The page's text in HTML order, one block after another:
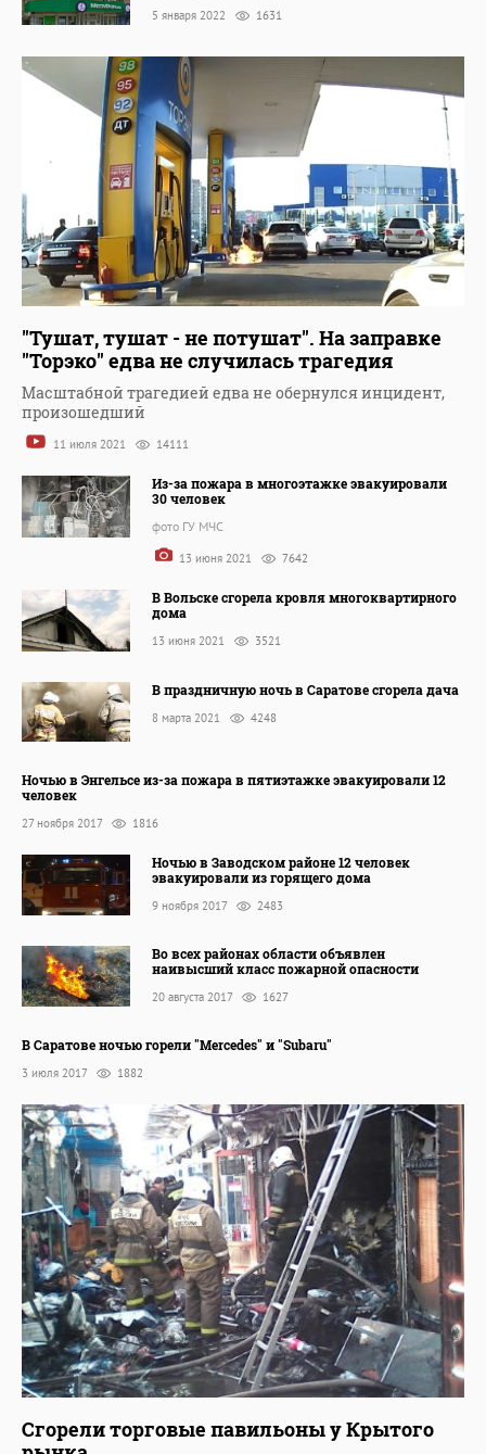
5 января 2022 1631
"Тушат, тушат - не потушат". На заправке
"Торэко" едва не случилась трагедия
Масштабной трагедией едва не обернулся инцидент,
произошедший
11 июля 2021 14111
Из-за пожара в многоэтажке эвакуировали
30 человек
фото ГУ МЧС
13 июня 2021 7642
В Вольске сгорела кровля многоквартирного
дома
13 июня 2021 3521
В праздничную ночь в Саратове сгорела дача
8 марта 2021 4248
Ночью в Энгельсе из-за пожара в пятиэтажке эвакуировали 12
человек
27 ноября 2017 1816
Ночью в Заводском районе 12 человек
эвакуировали из горящего дома
9 ноября 2017 2483
Во всех районах области объявлен
наивысший класс пожарной опасности
20 августа 2017 1627
В Саратове ночью горели "Mercedes" и "Subaru"
3 июля 2017 1882
Сгорели торговые павильоны у Крытого